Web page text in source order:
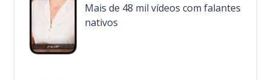
Mais de 48 mil vídeos com falantes
nativos